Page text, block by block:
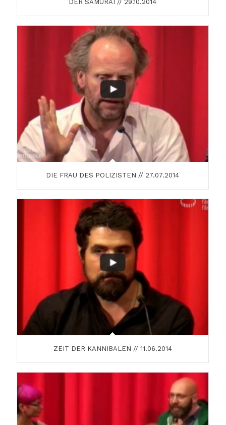
DER SAMURAI // 29.10.2014
DIE FRAU DES POLIZISTEN // 27.07.2014
ZEIT DER KANNIBALEN // 11.06.2014